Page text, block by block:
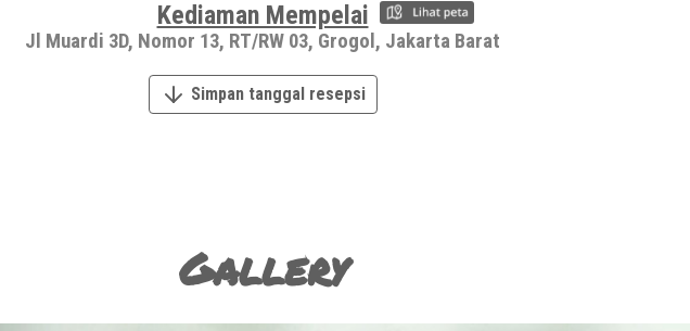
Kediaman Mempelai
Jl Muardi 3D, Nomor 13, RT/RW 03, Grogol, Jakarta Barat
Simpan tanggal resepsi
Gallery